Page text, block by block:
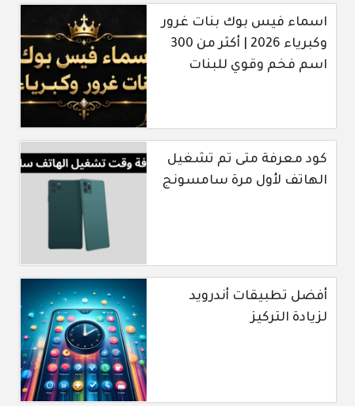
اسماء فيس بوك بنات غرور
وكبرياء 2026 | أكثر من 300
اسم فخم وقوي للبنات
كود معرفة متى تم تشغيل
الهاتف لأول مرة سامسونج
أفضل تطبيقات أندرويد
لزيادة التركيز